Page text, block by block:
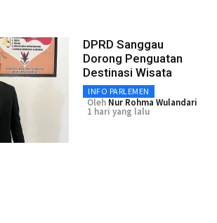
DPRD Sanggau
Dorong Penguatan
Destinasi Wisata
INFO PARLEMEN
Oleh Nur Rohma Wulandari
1 hari yang lalu